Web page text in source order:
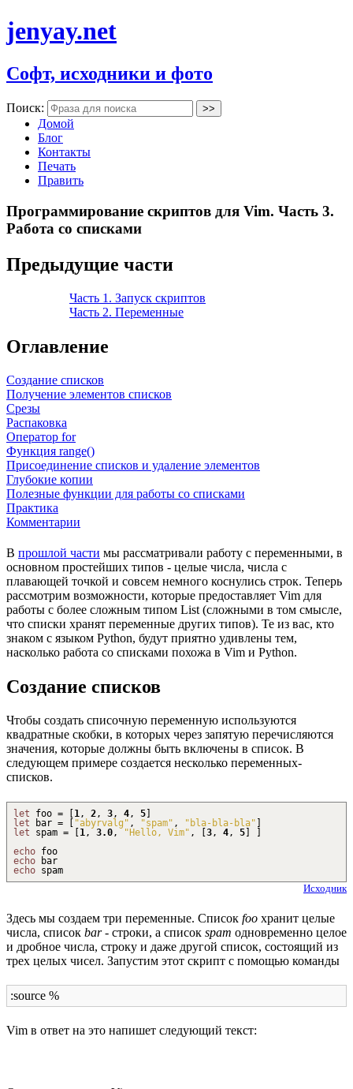
jenyay.net
Софт, исходники и фото
Поиск:
Домой
Блог
Контакты
Печать
Править
Программирование скриптов для Vim. Часть 3.
Работа со списками
Предыдущие части
Часть 1. Запуск скриптов
Часть 2. Переменные
Оглавление
Создание списков
Получение элементов списков
Срезы
Распаковка
Оператор for
Функция range()
Присоединение списков и удаление элементов
Глубокие копии
Полезные функции для работы со списками
Практика
Комментарии
В прошлой части мы рассматривали работу с переменными, в
основном простейших типов - целые числа, числа с
плавающей точкой и совсем немного коснулись строк. Теперь
рассмотрим возможности, которые предоставляет Vim для
работы с более сложным типом List (сложными в том смысле,
что списки хранят переменные других типов). Те из вас, кто
знаком с языком Python, будут приятно удивлены тем,
насколько работа со списками похожа в Vim и Python.
Создание списков
Чтобы создать списочную переменную используются
квадратные скобки, в которых через запятую перечисляются
значения, которые должны быть включены в список. В
следующем примере создается несколько переменных-
списков.
let foo = [1 , 2 , 3 , 4 , 5]
let bar = [ "abyrvalg" , "spam" , "bla-bla-bla" ]
let spam = [1 , 3.0 , "Hello, Vim" , [3 , 4 , 5]
]
echo foo
echo bar
echo spam
Исходник
Здесь мы создаем три переменные. Список foo хранит целые
числа, список bar- строки, а список spam одновременно целое
и дробное числа, строку и даже другой список, состоящий из
трех целых чисел. Запустим этот скрипт с помощью команды
:source %
Vim в ответ на это напишет следующий текст: